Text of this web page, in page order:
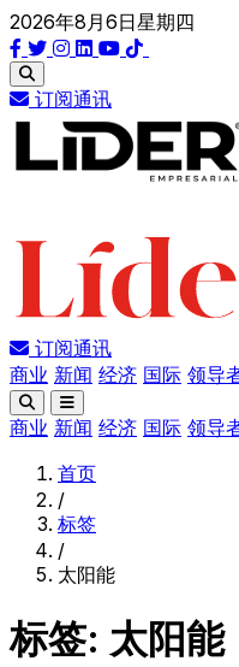
2026年8月6日星期四
订阅通讯
订阅通讯
商业 新闻 经济 国际 领导
商业 新闻 经济 国际 领导
首页
/
标签
/
太阳能
标签: 太阳能